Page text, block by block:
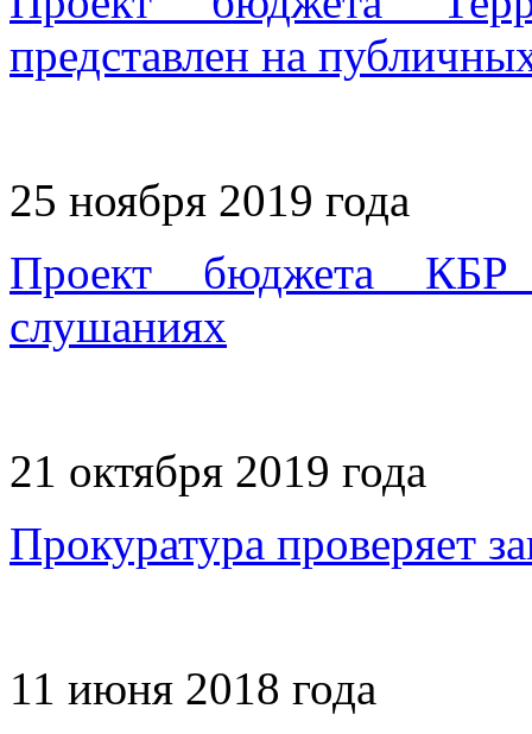
представлен на
25 ноября 2019 года
Проект бюджета КБР
слушаниях
21 октября 2019 года
Прокуратура проверяет
11 июня 2018 года